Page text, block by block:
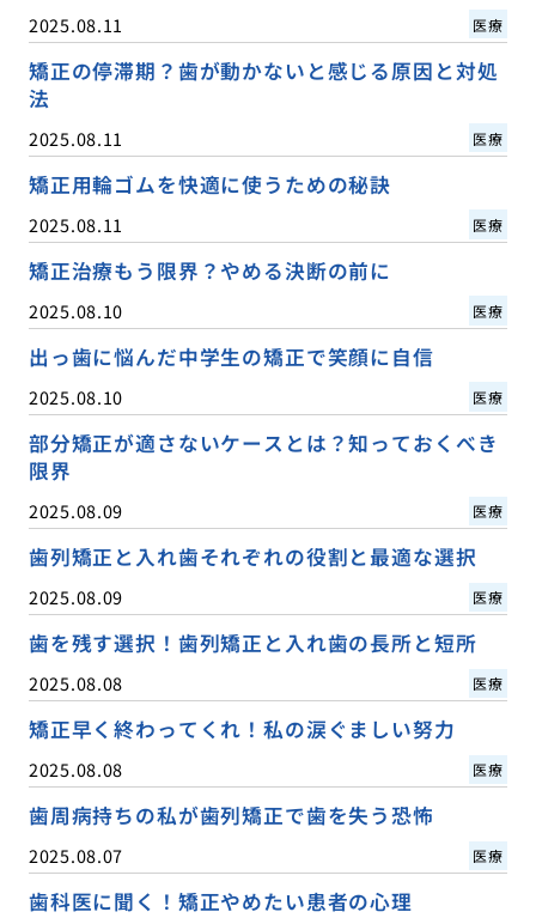
2025.08.11 医療
矯正の停滞期？歯が動かないと感じる原因と対処
法
2025.08.11 医療
矯正用輪ゴムを快適に使うための秘訣
2025.08.11 医療
矯正治療もう限界？やめる決断の前に
2025.08.10 医療
出っ歯に悩んだ中学生の矯正で笑顔に自信
2025.08.10 医療
部分矯正が適さないケースとは？知っておくべき
限界
2025.08.09 医療
歯列矯正と入れ歯それぞれの役割と最適な選択
2025.08.09 医療
歯を残す選択！歯列矯正と入れ歯の長所と短所
2025.08.08 医療
矯正早く終わってくれ！私の涙ぐましい努力
2025.08.08 医療
歯周病持ちの私が歯列矯正で歯を失う恐怖
2025.08.07 医療
歯科医に聞く！矯正やめたい患者の心理